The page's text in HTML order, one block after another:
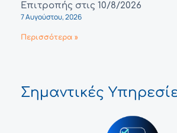
Επιτροπής στις 10/8/2026
7 Αυγούστου, 2026
Περισσότερα »
Σημαντικές